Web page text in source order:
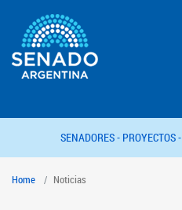
SENADORES - PROYECTOS -
Home Noticias